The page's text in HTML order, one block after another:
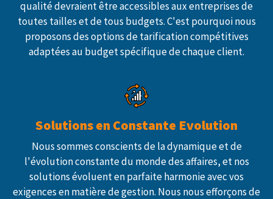
qualité devraient être accessibles aux entreprises de
toutes tailles et de tous budgets. C'est pourquoi nous
proposons des options de tarification compétitives
adaptées au budget spécifique de chaque client.
Solutions en Constante Evolution
Nous sommes conscients de la dynamique et de
l'évolution constante du monde des affaires, et nos
solutions évoluent en parfaite harmonie avec vos
exigences en matière de gestion. Nous nous efforçons de